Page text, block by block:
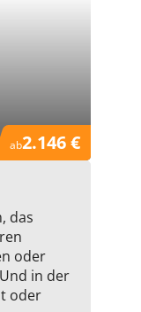
ab2.146 €
das
oder
in der
oder